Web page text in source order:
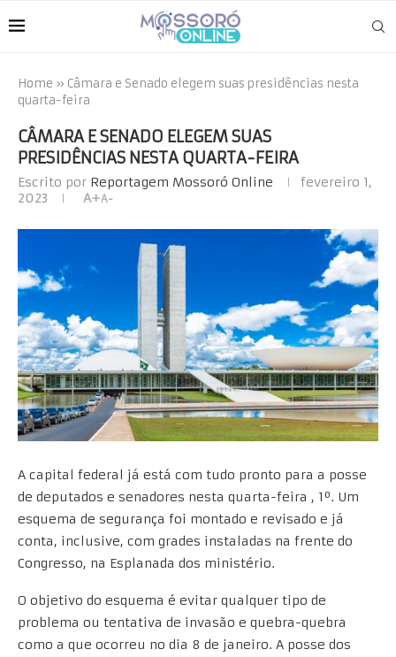
Home » Câmara e Senado elegem suas presidências nesta
quarta-feira
CÂMARA E SENADO ELEGEM SUAS
PRESIDÊNCIAS NESTA QUARTA-FEIRA
Escrito por Reportagem Mossoró Online
fevereiro 1,
2023
A+A-
A capital federal já está com tudo pronto para a posse
de deputados e senadores nesta quarta-feira , 1º. Um
esquema de segurança foi montado e revisado e já
conta, inclusive, com grades instaladas na frente do
Congresso, na Esplanada dos ministério.
O objetivo do esquema é evitar qualquer tipo de
problema ou tentativa de invasão e quebra-quebra
como a que ocorreu no dia 8 de janeiro. A posse dos